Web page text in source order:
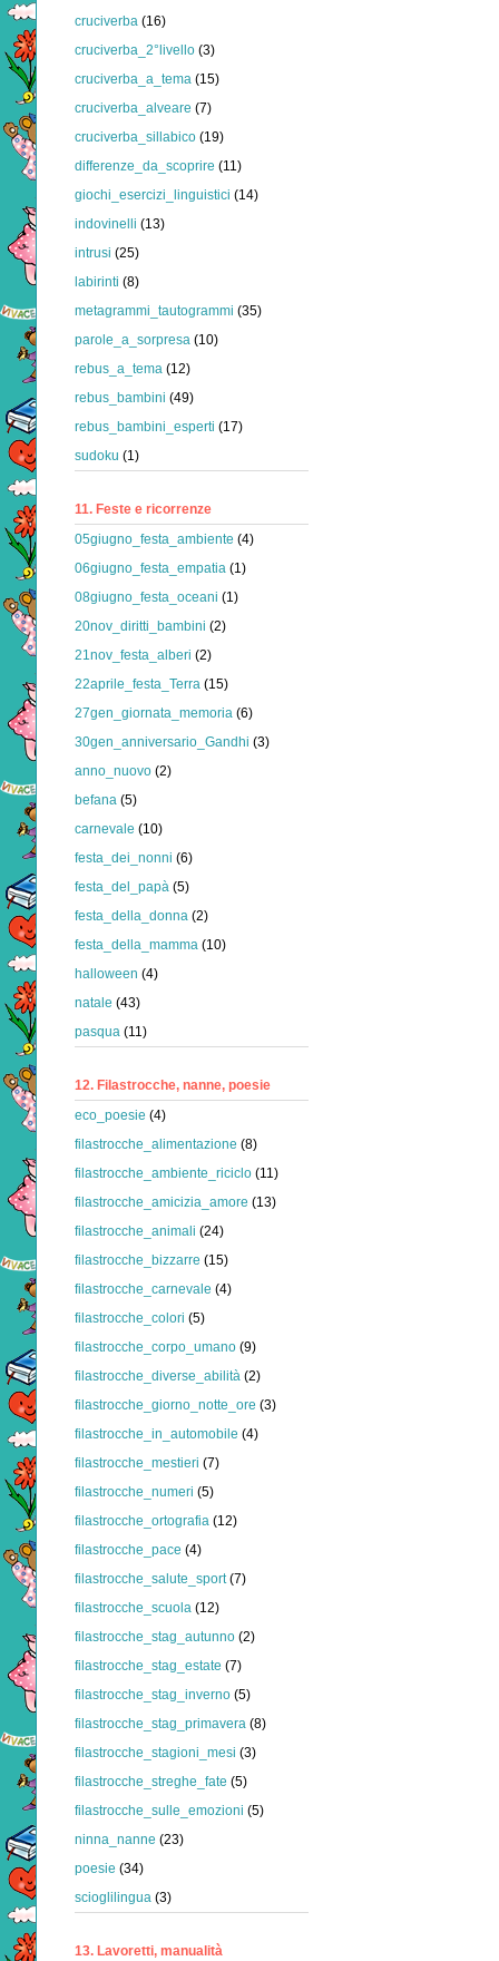
cruciverba (16)
cruciverba_2°livello (3)
cruciverba_a_tema (15)
cruciverba_alveare (7)
cruciverba_sillabico (19)
differenze_da_scoprire (11)
giochi_esercizi_linguistici (14)
indovinelli (13)
intrusi (25)
labirinti (8)
metagrammi_tautogrammi (35)
parole_a_sorpresa (10)
rebus_a_tema (12)
rebus_bambini (49)
rebus_bambini_esperti (17)
sudoku (1)
11. Feste e ricorrenze
05giugno_festa_ambiente (4)
06giugno_festa_empatia (1)
08giugno_festa_oceani (1)
20nov_diritti_bambini (2)
21nov_festa_alberi (2)
22aprile_festa_Terra (15)
27gen_giornata_memoria (6)
30gen_anniversario_Gandhi (3)
anno_nuovo (2)
befana (5)
carnevale (10)
festa_dei_nonni (6)
festa_del_papà (5)
festa_della_donna (2)
festa_della_mamma (10)
halloween (4)
natale (43)
pasqua (11)
12. Filastrocche, nanne, poesie
eco_poesie (4)
filastrocche_alimentazione (8)
filastrocche_ambiente_riciclo (11)
filastrocche_amicizia_amore (13)
filastrocche_animali (24)
filastrocche_bizzarre (15)
filastrocche_carnevale (4)
filastrocche_colori (5)
filastrocche_corpo_umano (9)
filastrocche_diverse_abilità (2)
filastrocche_giorno_notte_ore (3)
filastrocche_in_automobile (4)
filastrocche_mestieri (7)
filastrocche_numeri (5)
filastrocche_ortografia (12)
filastrocche_pace (4)
filastrocche_salute_sport (7)
filastrocche_scuola (12)
filastrocche_stag_autunno (2)
filastrocche_stag_estate (7)
filastrocche_stag_inverno (5)
filastrocche_stag_primavera (8)
filastrocche_stagioni_mesi (3)
filastrocche_streghe_fate (5)
filastrocche_sulle_emozioni (5)
ninna_nanne (23)
poesie (34)
scioglilingua (3)
13. Lavoretti, manualità